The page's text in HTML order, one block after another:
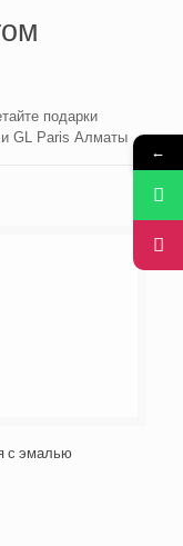
подарки
GL Paris Алматы
с эмалью
←